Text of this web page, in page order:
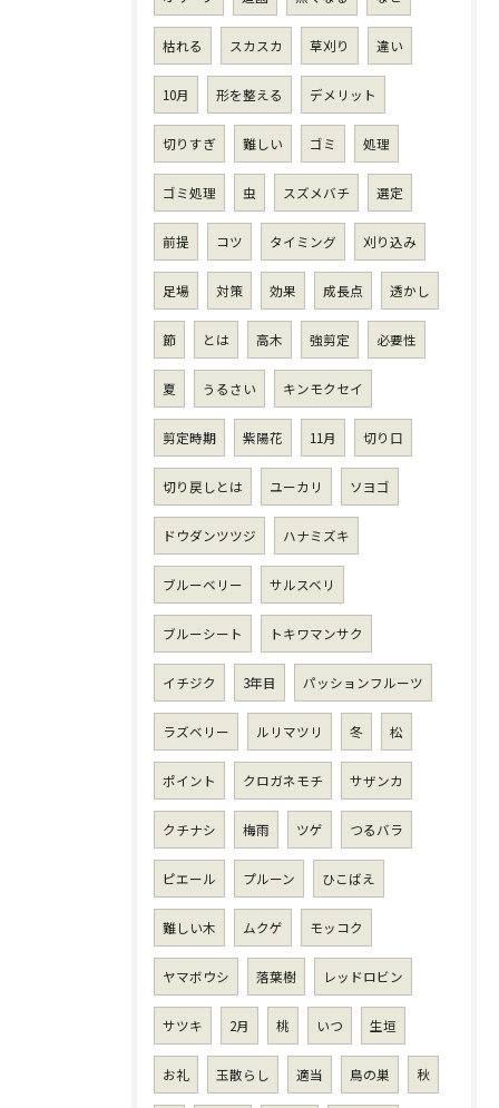
枯れる スカスカ 草刈り 違い
10月 形を整える デメリット
切りすぎ 難しい ゴミ 処理
ゴミ処理 虫 スズメバチ 選定
前提 コツ タイミング 刈り込み
足場 対策 効果 成長点 透かし
節 とは 高木 強剪定 必要性
夏 うるさい キンモクセイ
剪定時期 紫陽花 11月 切り口
切り戻しとは ユーカリ ソヨゴ
ドウダンツツジ ハナミズキ
ブルーベリー サルスベリ
ブルーシート トキワマンサク
イチジク 3年目 パッションフルーツ
ラズベリー ルリマツリ 冬 松
ポイント クロガネモチ サザンカ
クチナシ 梅雨 ツゲ つるバラ
ピエール プルーン ひこばえ
難しい木 ムクゲ モッコク
ヤマボウシ 落葉樹 レッドロビン
サツキ 2月 桃 いつ 生垣
お礼 玉散らし 適当 鳥の巣 秋